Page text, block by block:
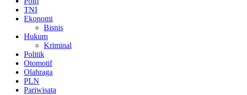
TNI
Ekonomi
Bisnis
Hukum
Kriminal
Politik
Otomotif
Olahraga
PLN
Pariwisata